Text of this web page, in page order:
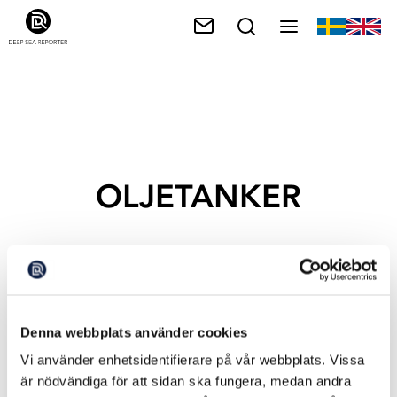
Denna webbplats använder cookies
Vi använder enhetsidentifierare på vår webbplats. Vissa
är nödvändiga för att sidan ska fungera, medan andra
OLJETANKER